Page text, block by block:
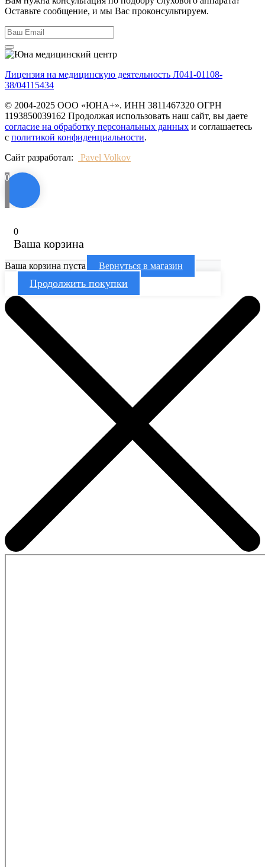
Оставьте сообщение, и мы Вас проконсультируем.
Лицензия на медицинскую деятельность Л041-01108-
38/04115434
© 2004-2025 ООО «ЮНА+». ИНН 3811467320 ОГРН
1193850039162 Продолжая использовать наш сайт, вы даете
согласие на обработку персональных данных и соглашаетесь
с политикой конфиденциальности.
Сайт разработал:
Pavel Volkov
0
0
Ваша корзина
Ваша корзина пуста Вернуться в магазин
Продолжить покупки